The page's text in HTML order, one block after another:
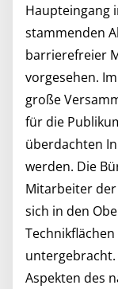
Haupteingang
stammenden
barrierefreier
vorgesehen.
große
für die
überdachten
werden. Die
Mitarbeiter
sich in den
Aspekten des